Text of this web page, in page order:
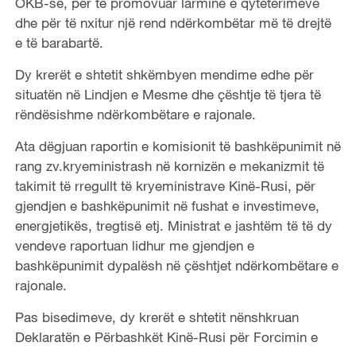
dhe për të nxitur një rend ndërkombëtar më të drejtë
e të barabartë.
Dy krerët e shtetit shkëmbyen mendime edhe për
situatën në Lindjen e Mesme dhe çështje të tjera të
rëndësishme ndërkombëtare e rajonale.
Ata dëgjuan raportin e komisionit të bashkëpunimit në
rang zv.kryeministrash në kornizën e mekanizmit të
takimit të rregullt të kryeministrave Kinë-Rusi, për
gjendjen e bashkëpunimit në fushat e investimeve,
energjetikës, tregtisë etj. Ministrat e jashtëm të të dy
vendeve raportuan lidhur me gjendjen e
bashkëpunimit dypalësh në çështjet ndërkombëtare e
rajonale.
Pas bisedimeve, dy krerët e shtetit nënshkruan
Deklaratën e Përbashkët Kinë-Rusi për Forcimin e